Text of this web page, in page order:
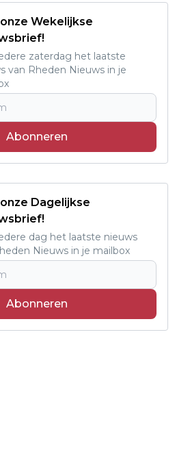
Wekelijkse
zaterdag het laatste
van Rheden Nieuws in je
Abonneren
Dagelijkse
dag het laatste nieuws
Nieuws in je mailbox
Abonneren